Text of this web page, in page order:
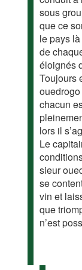
sous
que ce
le pays
de
éloignés
Toujours
chacun
lors il
Le
sieur
se
vin et
que
n’est